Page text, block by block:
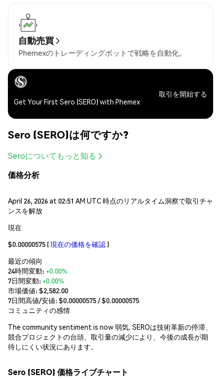
自動売買
Phemexのトレーディングボットで戦略を自動化。
Get Your First Sero (SERO) with Phemex
取引を開始する
Sero (SERO)は何ですか?
Seroについてもっと知る
価格分析
April 26, 2026 at 02:51 AM UTC 時点のリアルタイム洞察で取引チャ
ンスを解放
現在
$0.00000575 (現在の価格を確認 )
最近の傾向
24時間変動:+0.00%
7日間変動:+0.00%
市場価値:$2,582.00
7日間高値/安値: $0.00000575/ $0.00000575
コミュニティの感情
The community sentiment is now 弱気. SEROは技術革新の停滞、
競合プロジェクトの台頭、取引量の減少により、今後の成長が期
待しにくい状況にあります。
Sero (SERO) 価格ライブチャート